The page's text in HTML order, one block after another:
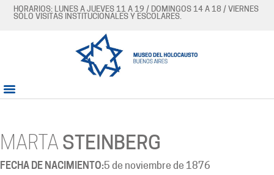
HORARIOS: LUNES A JUEVES 11 A 19 / DOMINGOS 14 A 18 / VIERNES
SÓLO VISITAS INSTITUCIONALES Y ESCOLARES.
MARTA STEINBERG
FECHA DE NACIMIENTO:5 de noviembre de 1876